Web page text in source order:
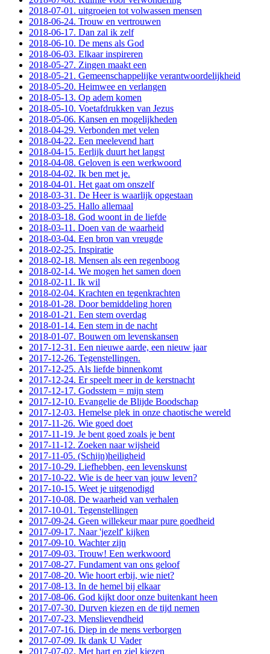
2018-07-01. uitgroeien tot volwassen mensen
2018-06-24. Trouw en vertrouwen
2018-06-17. Dan zal ik zelf
2018-06-10. De mens als God
2018-06-03. Elkaar inspireren
2018-05-27. Zingen maakt een
2018-05-21. Gemeenschappelijke verantwoordelijkheid
2018-05-20. Heimwee en verlangen
2018-05-13. Op adem komen
2018-05-10. Voetafdrukken van Jezus
2018-05-06. Kansen en mogelijkheden
2018-04-29. Verbonden met velen
2018-04-22. Een meelevend hart
2018-04-15. Eerlijk duurt het langst
2018-04-08. Geloven is een werkwoord
2018-04-02. Ik ben met je.
2018-04-01. Het gaat om onszelf
2018-03-31. De Heer is waarlijk opgestaan
2018-03-25. Hallo allemaal
2018-03-18. God woont in de liefde
2018-03-11. Doen van de waarheid
2018-03-04. Een bron van vreugde
2018-02-25. Inspiratie
2018-02-18. Mensen als een regenboog
2018-02-14. We mogen het samen doen
2018-02-11. Ik wil
2018-02-04. Krachten en tegenkrachten
2018-01-28. Door bemiddeling horen
2018-01-21. Een stem overdag
2018-01-14. Een stem in de nacht
2018-01-07. Bouwen om levenskansen
2017-12-31. Een nieuwe aarde, een nieuw jaar
2017-12-26. Tegenstellingen.
2017-12-25. Als liefde binnenkomt
2017-12-24. Er speelt meer in de kerstnacht
2017-12-17. Godsstem = mijn stem
2017-12-10. Evangelie de Blijde Boodschap
2017-12-03. Hemelse plek in onze chaotische wereld
2017-11-26. Wie goed doet
2017-11-19. Je bent goed zoals je bent
2017-11-12. Zoeken naar wijsheid
2017-11-05. (Schijn)heiligheid
2017-10-29. Liefhebben, een levenskunst
2017-10-22. Wie is de heer van jouw leven?
2017-10-15. Weet je uitgenodigd
2017-10-08. De waarheid van verhalen
2017-10-01. Tegenstellingen
2017-09-24. Geen willekeur maar pure goedheid
2017-09-17. Naar 'jezelf' kijken
2017-09-10. Wachter zijn
2017-09-03. Trouw! Een werkwoord
2017-08-27. Fundament van ons geloof
2017-08-20. Wie hoort erbij, wie niet?
2017-08-13. In de hemel bij elkaar
2017-08-06. God kijkt door onze buitenkant heen
2017-07-30. Durven kiezen en de tijd nemen
2017-07-23. Menslievendheid
2017-07-16. Diep in de mens verborgen
2017-07-09. Ik dank U Vader
2017-07-02. Met hart en ziel kiezen